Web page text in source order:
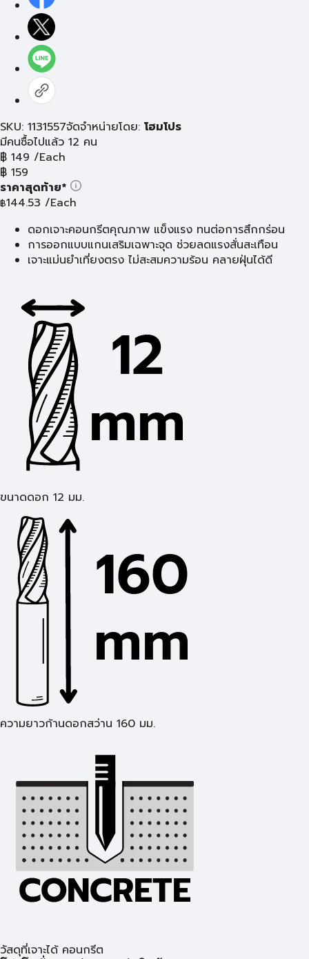
SKU: 1131557จัดจำหน่ายโดย: โฮมโปร
มีคนซื้อไปแล้ว 12 คน
฿ 149 /Each
฿ 159
ราคาสุดท้าย*
฿144.53 /Each
ดอกเจาะคอนกรีตคุณภาพ แข็งแรง ทนต่อการสึกกร่อน
การออกแบบแกนเสริมเฉพาะจุด ช่วยลดแรงสั่นสะเทือน
เจาะแม่นยำเที่ยงตรง ไม่สะสมความร้อน คลายฝุ่นได้ดี
ขนาดดอก 12 มม.
ความยาวก้านดอกสว่าน 160 มม.
วัสดุที่เจาะได้ คอนกรีต